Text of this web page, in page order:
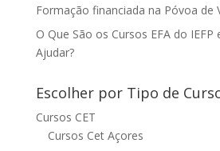
Formação financiada na Póvoa de
O Que São os Cursos EFA do
Ajudar?
Escolher por Tipo de
Cursos CET
Cursos Cet Açores